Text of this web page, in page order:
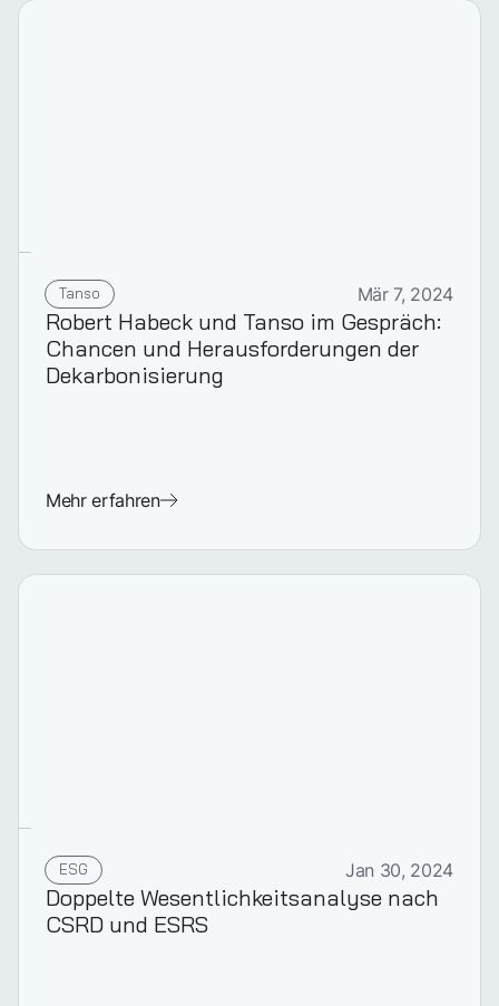
Tanso Mär 7, 2024
Robert Habeck und Tanso im Gespräch:
Chancen und Herausforderungen der
Dekarbonisierung
Mehr erfahren
ESG Jan 30, 2024
Doppelte Wesentlichkeitsanalyse nach
CSRD und ESRS